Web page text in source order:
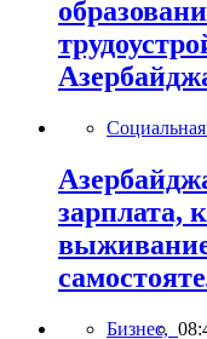
зарплата,
Бизнес,